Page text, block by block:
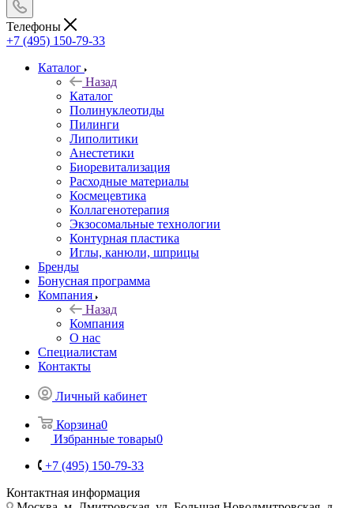
Телефоны
+7 (495) 150-79-33
Каталог
Назад
Каталог
Полинуклеотиды
Пилинги
Липолитики
Анестетики
Биоревитализация
Расходные материалы
Космецевтика
Коллагенотерапия
Экзосомальные технологии
Контурная пластика
Иглы, канюли, шприцы
Бренды
Бонусная программа
Компания
Назад
Компания
О нас
Специалистам
Контакты
Личный кабинет
Корзина0
Избранные товары0
+7 (495) 150-79-33
Контактная информация